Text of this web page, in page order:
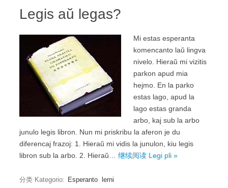
Legis aŭ legas?
Mi estas esperanta
komencanto laŭ lingva
nivelo. Hieraŭ mi vizitis
parkon apud mia
hejmo. En la parko
estas lago, apud la
lago estas granda
arbo, kaj sub la arbo
junulo legis libron. Nun mi priskribu la aferon je du
diferencaj frazoj: 1. Hieraŭ mi vidis la junulon, kiu legis
libron sub la arbo. 2. Hieraŭ… 继续阅读 Legi pli »
分类 Kategorio: Esperanto lerni